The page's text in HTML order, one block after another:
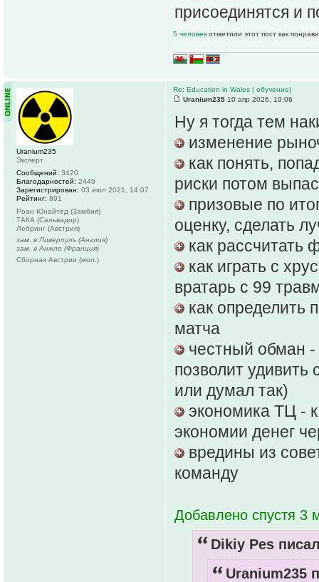
присоединятся и
5 человек отметили этот пост как
Re: Education in Wales ( обучение)
Uranium235 10 апр 2026, 19:06
Ну я тогда тем
изменение
как понять,
риски потом
призовые по
оценку, сделать
как рассчитать
как играть с
вратарь с 99
как определить
матча
честный обман -
позволит удивить
или думал так)
экономика ТЦ -
экономии денег
вредины из
команду
Добавлено спустя 3
Dikiy Pes
Uranium235
Uranium235
Эксперт
Сообщений: 3420
Благодарностей: 2449
Зарегистрирован: 03 июл 2021, 14:07
Рейтинг: 891
Роан Юнайтед (Замбия)
ТАКА (Сальвадор)
Лебринг (Австрия)
зам. в Ливерпуль (Англия)
зам. в Анжле (Франция)
Сборная Австрии (мол.)